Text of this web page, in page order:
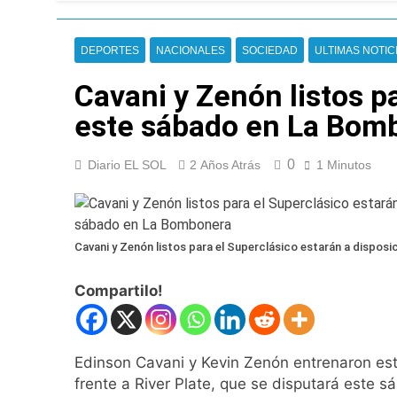
19 Horas Atrás
La CGT y las dos
La noche del Afro
La Diócesis de
2 Días Atrás
2 Días Atrás
de los 450 puntos
2 Días Atrás
Día Internacional
El frío polar se
2 Días Atrás
DEPORTES NACIONALES SOCIEDAD ULTIMAS
Cavani y Zenón listos
este sábado en La
Diario EL SOL 2 Años Atrás 0 1 Minutos
Cavani y Zenón listos para el Superclásico estarán a
Compartilo!
Edinson Cavani y Kevin Zenón entrenaron
frente a River Plate, que se disputará este